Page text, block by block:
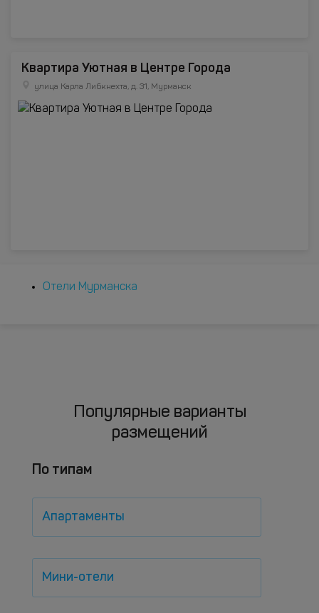
Квартира Уютная в Центре Города
улица Карла Либкнехта, д. 31, Мурманск
Отели Мурманска
Популярные варианты
размещений
По типам
Апартаменты
Мини-отели